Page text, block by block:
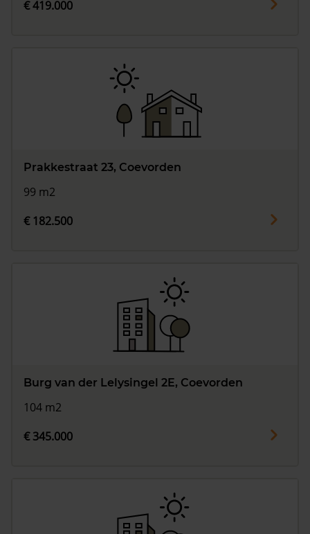
€ 419.000
Prakkestraat 23, Coevorden
99 m2
€ 182.500
Burg van der Lelysingel 2E, Coevorden
104 m2
€ 345.000